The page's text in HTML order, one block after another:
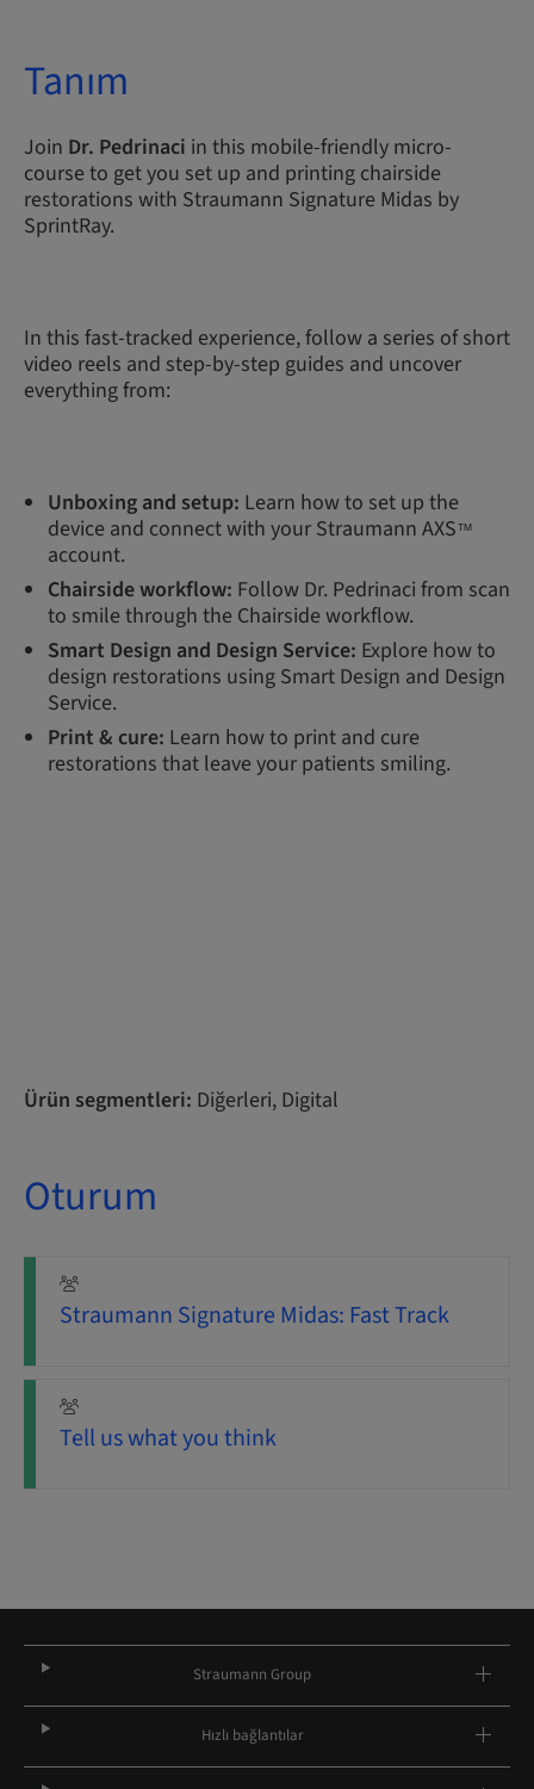
Tanım
Join Dr. Pedrinaci in this mobile-friendly micro-
course to get you set up and printing chairside
restorations with Straumann Signature Midas by
SprintRay.
In this fast-tracked experience, follow a series of short
video reels and step-by-step guides and uncover
everything from:
Unboxing and setup: Learn how to set up the
device and connect with your Straumann AXS™
account.
Chairside workflow: Follow Dr. Pedrinaci from scan
to smile through the Chairside workflow.
Smart Design and Design Service: Explore how to
design restorations using Smart Design and Design
Service.
Print & cure: Learn how to print and cure
restorations that leave your patients smiling.
Ürün segmentleri: Diğerleri, Digital
Oturum
Straumann Signature Midas: Fast Track
Tell us what you think
Straumann Group
Hızlı bağlantılar